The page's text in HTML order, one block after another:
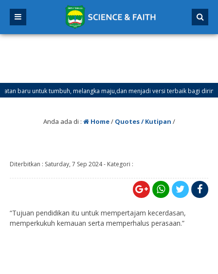
baru untuk tumbuh, melangka maju,dan menjadi versi terbaik bagi dirimu.
Anda ada di : Home/ Quotes / Kutipan /
Diterbitkan : Saturday, 7 Sep 2024- Kategori :
“Tujuan pendidikan itu untuk mempertajam kecerdasan,
memperkukuh kemauan serta memperhalus perasaan.”